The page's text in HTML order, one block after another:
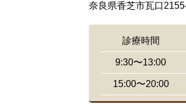
奈良県香芝市瓦口
診療時間
9:30〜13:00
15:00〜20:00